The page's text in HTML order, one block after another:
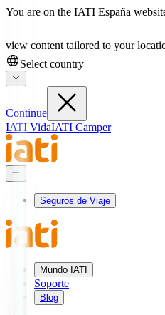
You are on the IATI España
view content tailored to your
Select country
Continue
IATI VidaIATI Camper
Seguros de Viaje
Mundo IATI
Soporte
Blog